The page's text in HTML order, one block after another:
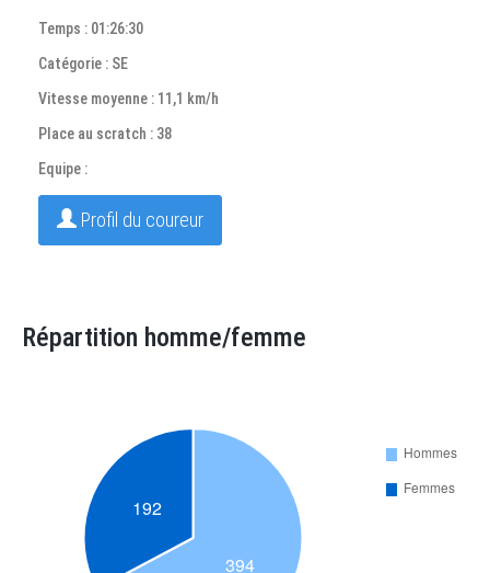
Temps : 01:26:30
Catégorie : SE
Vitesse moyenne : 11,1 km/h
Place au scratch : 38
Equipe :
Profil du coureur
Répartition homme/femme